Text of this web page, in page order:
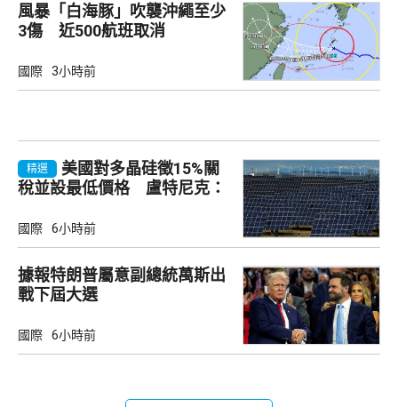
風暴「白海豚」吹襲沖繩至少
3傷 近500航班取消
國際 3小時前
精選
美國對多晶硅徵15%關
稅並設最低價格 盧特尼克：
國際 6小時前
據報特朗普屬意副總統萬斯出
戰下屆大選
國際 6小時前